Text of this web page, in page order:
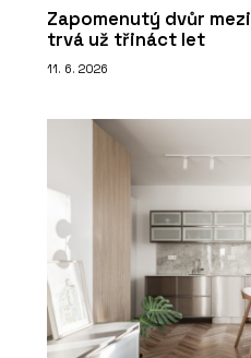
Zapomenutý dvůr
trvá už třináct let
11. 6. 2026